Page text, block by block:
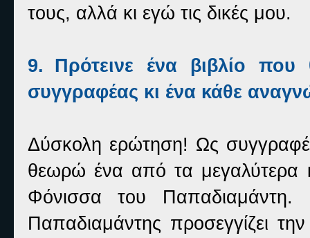
τους, αλλά κι εγώ τις δικές μου.
9.
Πρότεινε ένα βιβλίο που
συγγραφέας κι ένα κάθε
Δύσκολη ερώτηση! Ως
θεωρώ ένα από τα μεγαλύτερα
Φόνισσα του
Παπαδιαμάντης προσεγγίζει